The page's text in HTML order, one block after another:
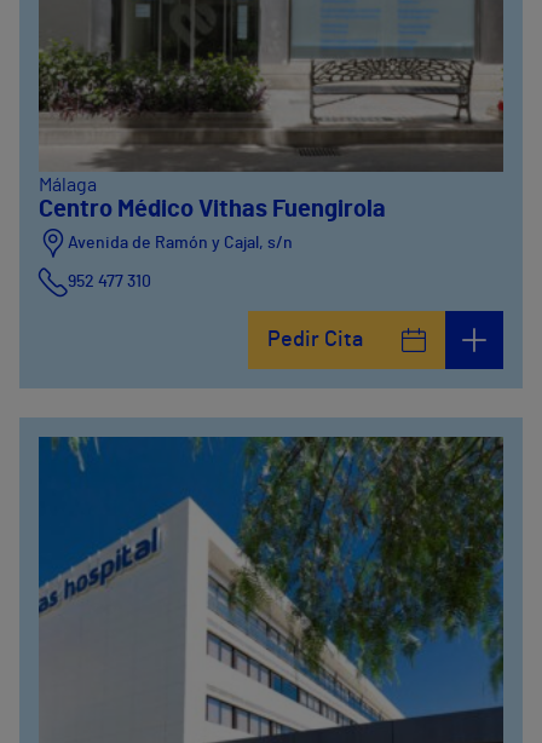
Málaga
Centro Médico Vithas Fuengirola
Avenida de Ramón y Cajal, s/n
952 477 310
Pedir Cita